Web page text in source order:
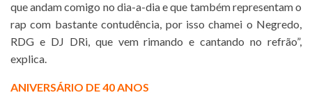
que andam comigo no dia-a-dia e que também representam o
rap com bastante contudência, por isso chamei o Negredo,
RDG e DJ DRi, que vem rimando e cantando no refrão”,
explica.
ANIVERSÁRIO DE 40 ANOS